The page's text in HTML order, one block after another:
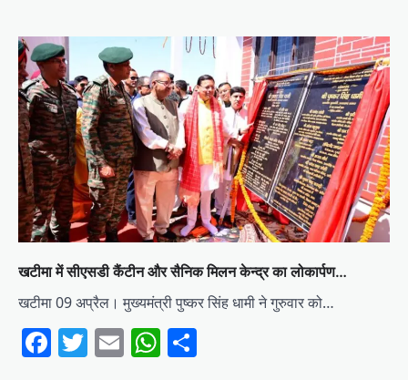
खटीमा में सीएसडी कैंटीन और सैनिक मिलन केन्द्र का लोकार्पण…
खटीमा 09 अप्रैल। मुख्यमंत्री पुष्कर सिंह धामी ने गुरुवार को…
Facebook
Twitter
EmailWhatsApp